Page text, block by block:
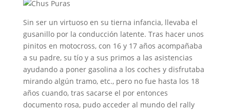
Sin ser un virtuoso en su tierna infancia, llevaba el
gusanillo por la conducción latente. Tras hacer unos
pinitos en motocross, con 16 y 17 años acompañaba
a su padre, su tío y a sus primos a las asistencias
ayudando a poner gasolina a los coches y disfrutaba
mirando algún tramo, etc., pero no fue hasta los 18
años cuando, tras sacarse el por entonces
documento rosa, pudo acceder al mundo del rally